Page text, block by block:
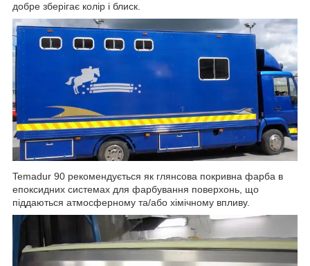
добре зберігає колір і блиск.
Temadur 90 рекомендується як глянсова покривна фарба в
епоксидних системах для фарбування поверхонь, що
піддаються атмосферному та/або хімічному впливу.